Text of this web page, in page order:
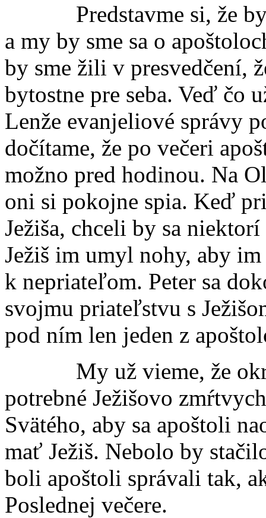
Predstavme si, že by
a my by sme sa o
by sme žili v presvedčení,
bytostne pre seba. Veď čo
Lenže evanjeliové správy
dočítame, že po večeri
možno pred hodinou. Na
oni si pokojne spia. Keď
Ježiša, chceli by sa
Ježiš im umyl nohy, aby
k nepriateľom. Peter sa
svojmu priateľstvu s
pod ním len jeden z
My už vieme, že
potrebné Ježišovo
Svätého, aby sa apoštoli
mať Ježiš. Nebolo by
boli apoštoli správali tak,
Poslednej večere.